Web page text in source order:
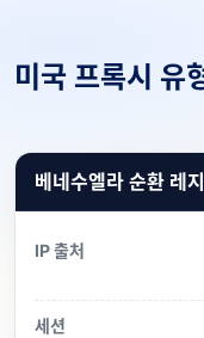
미국 프록시 유
베네수엘라 순환 레
IP 출처
세션